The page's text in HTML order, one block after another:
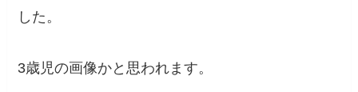
した。
3歳児の画像かと思われます。